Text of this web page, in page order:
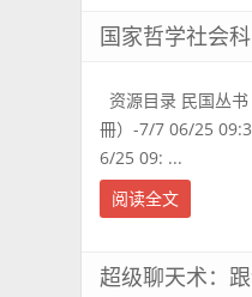
国家哲学社会
资源目录 民国丛
冊）-7/7 06/25
6/25 09: ...
阅读全文
超级聊天术：